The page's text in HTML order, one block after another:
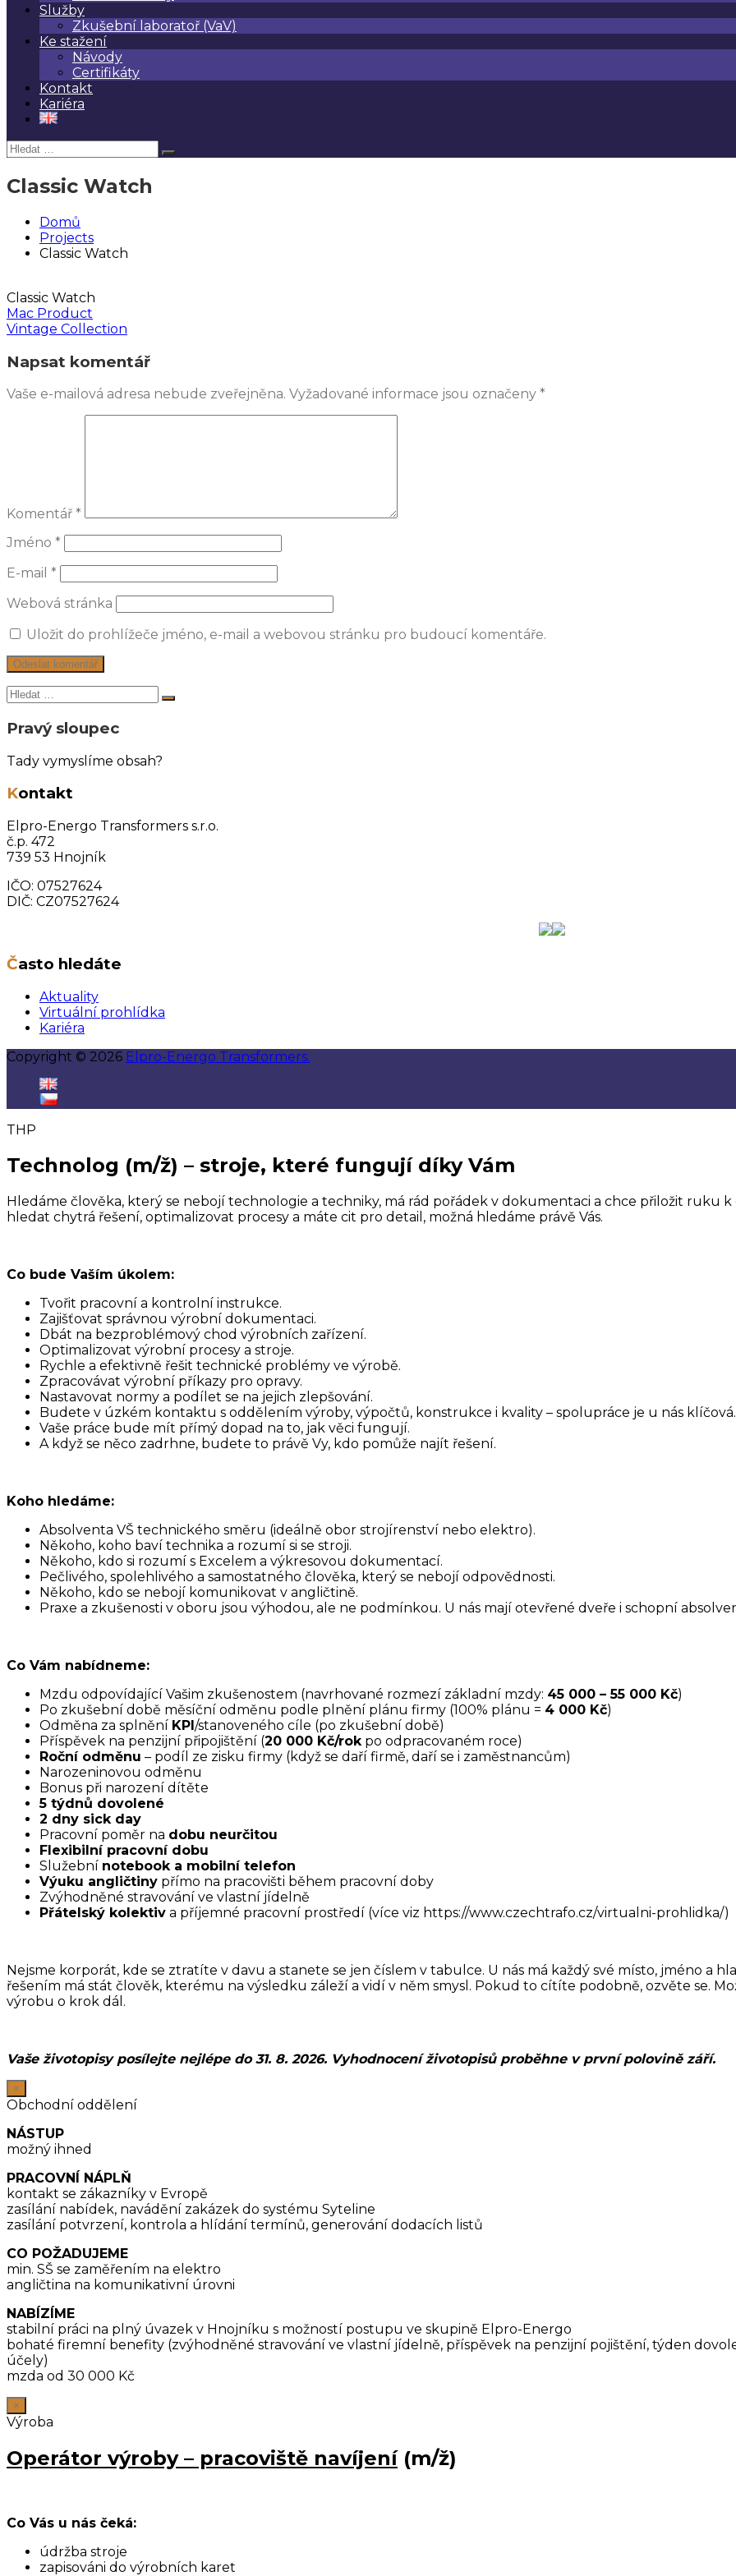
Služby
Zkušební laboratoř (VaV)
Ke stažení
Návody
Certifikáty
Kontakt
Kariéra
Hledat:
Hledat
Classic Watch
Domů
Projects
Classic Watch
Classic Watch
Navigace
pro
příspěvek
Mac Product
Vintage Collection
Napsat komentář
Vaše e-mailová adresa nebude zveřejněna. Vyžadované informace jsou označeny *
Komentář *
Jméno *
E-mail *
Webová stránka
Uložit do prohlížeče jméno, e-mail a webovou stránku pro budoucí komentáře.
Hledat:
Hledat
Pravý sloupec
Tady vymyslíme obsah?
Kontakt
Elpro-Energo Transformers s.r.o.
č.p. 472
739 53 Hnojník
IČO: 07527624
DIČ: CZ07527624
Často hledáte
Aktuality
Virtuální prohlídka
Kariéra
Copyright © 2026 Elpro-Energo Transformers.
THP
Technolog (m/ž) – stroje, které fungují díky Vám
Hledáme člověka, který se nebojí technologie a techniky, má rád pořádek v dokumentaci a chce přiložit ruku
hledat chytrá řešení, optimalizovat procesy a máte cit pro detail, možná hledáme právě Vás.
Co bude Vaším úkolem:
Tvořit pracovní a kontrolní instrukce.
Zajišťovat správnou výrobní dokumentaci.
Dbát na bezproblémový chod výrobních zařízení.
Optimalizovat výrobní procesy a stroje.
Rychle a efektivně řešit technické problémy ve výrobě.
Zpracovávat výrobní příkazy pro opravy.
Nastavovat normy a podílet se na jejich zlepšování.
Budete v úzkém kontaktu s oddělením výroby, výpočtů, konstrukce i kvality – spolupráce je u nás klíčová.
Vaše práce bude mít přímý dopad na to, jak věci fungují.
A když se něco zadrhne, budete to právě Vy, kdo pomůže najít řešení.
Koho hledáme:
Absolventa VŠ technického směru (ideálně obor strojírenství nebo elektro).
Někoho, koho baví technika a rozumí si se stroji.
Někoho, kdo si rozumí s Excelem a výkresovou dokumentací.
Pečlivého, spolehlivého a samostatného člověka, který se nebojí odpovědnosti.
Někoho, kdo se nebojí komunikovat v angličtině.
Praxe a zkušenosti v oboru jsou výhodou, ale ne podmínkou. U nás mají otevřené dveře i schopní
Co Vám nabídneme:
Mzdu odpovídající Vašim zkušenostem (navrhované rozmezí základní mzdy: 45 000 – 55 000 Kč)
Po zkušební době měsíční odměnu podle plnění plánu firmy (100% plánu = 4 000 Kč)
Odměna za splnění KPI /stanoveného cíle (po zkušební době)
Příspěvek na penzijní připojištění (20 000 Kč/rokpo odpracovaném roce)
Roční odměnu – podíl ze zisku firmy (když se daří firmě, daří se i zaměstnancům)
Narozeninovou odměnu
Bonus při narození dítěte
5 týdnů dovolené
2 dny sick day
Pracovní poměr na dobu neurčitou
Flexibilní pracovní dobu
Služební notebook a mobilní telefon
Výuku angličtiny přímo na pracovišti během pracovní doby
Zvýhodněné stravování ve vlastní jídelně
Přátelský kolektiv a příjemné pracovní prostředí (více viz https://www.czechtrafo.cz/virtualni-prohlidka/)
Nejsme korporát, kde se ztratíte v davu a stanete se jen číslem v tabulce. U nás má každý své místo, jméno a
řešením má stát člověk, kterému na výsledku záleží a vidí v něm smysl. Pokud to cítíte podobně, ozvěte se.
výrobu o krok dál.
Vaše životopisy posílejte nejlépe do 31. 8. 2026. Vyhodnocení životopisů proběhne v první polovině září.
×
Obchodní oddělení
NÁSTUP
možný ihned
PRACOVNÍ NÁPLŇ
kontakt se zákazníky v Evropě
zasílání nabídek, navádění zakázek do systému Syteline
zasílání potvrzení, kontrola a hlídání termínů, generování dodacích listů
CO POŽADUJEME
min. SŠ se zaměřením na elektro
angličtina na komunikativní úrovni
NABÍZÍME
stabilní práci na plný úvazek v Hnojníku s možností postupu ve skupině Elpro-Energo
bohaté firemní benefity (zvýhodněné stravování ve vlastní jídelně, příspěvek na penzijní pojištění, týden
účely)
mzda od 30 000 Kč
×
Výroba
Operátor výroby – pracoviště navíjení(m/ž)
Co Vás u nás čeká:
údržba stroje
zapisováni do výrobních karet